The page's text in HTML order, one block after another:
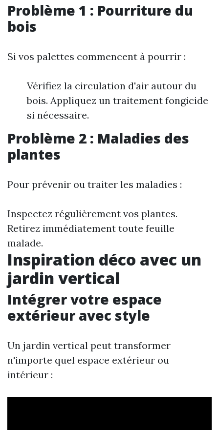
Problème 1 : Pourriture du
bois
Si vos palettes commencent à pourrir :
Vérifiez la circulation d'air autour du
bois. Appliquez un traitement fongicide
si nécessaire.
Problème 2 : Maladies des
plantes
Pour prévenir ou traiter les maladies :
Inspectez régulièrement vos plantes.
Retirez immédiatement toute feuille
malade.
Inspiration déco avec un
jardin vertical
Intégrer votre espace
extérieur avec style
Un jardin vertical peut transformer
n'importe quel espace extérieur ou
intérieur :